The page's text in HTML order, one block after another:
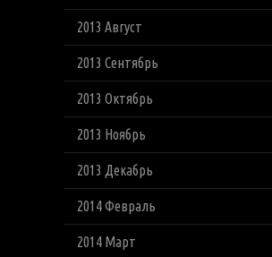
2013 Август
2013 Сентябрь
2013 Октябрь
2013 Ноябрь
2013 Декабрь
2014 Февраль
2014 Март